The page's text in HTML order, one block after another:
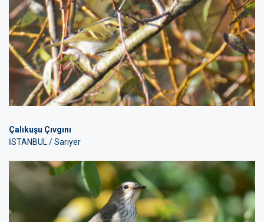
Çalıkuşu Çıvgını
İSTANBUL / Sarıyer